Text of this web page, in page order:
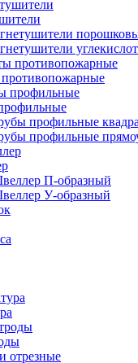
профильные
профильные
П-образный
У-образный